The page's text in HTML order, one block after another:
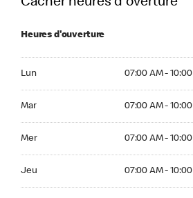
Heures d'ouverture
Lun 07:00 AM - 10:00
Mar 07:00 AM - 10:00
Mer 07:00 AM - 10:00
Jeu 07:00 AM - 10:00